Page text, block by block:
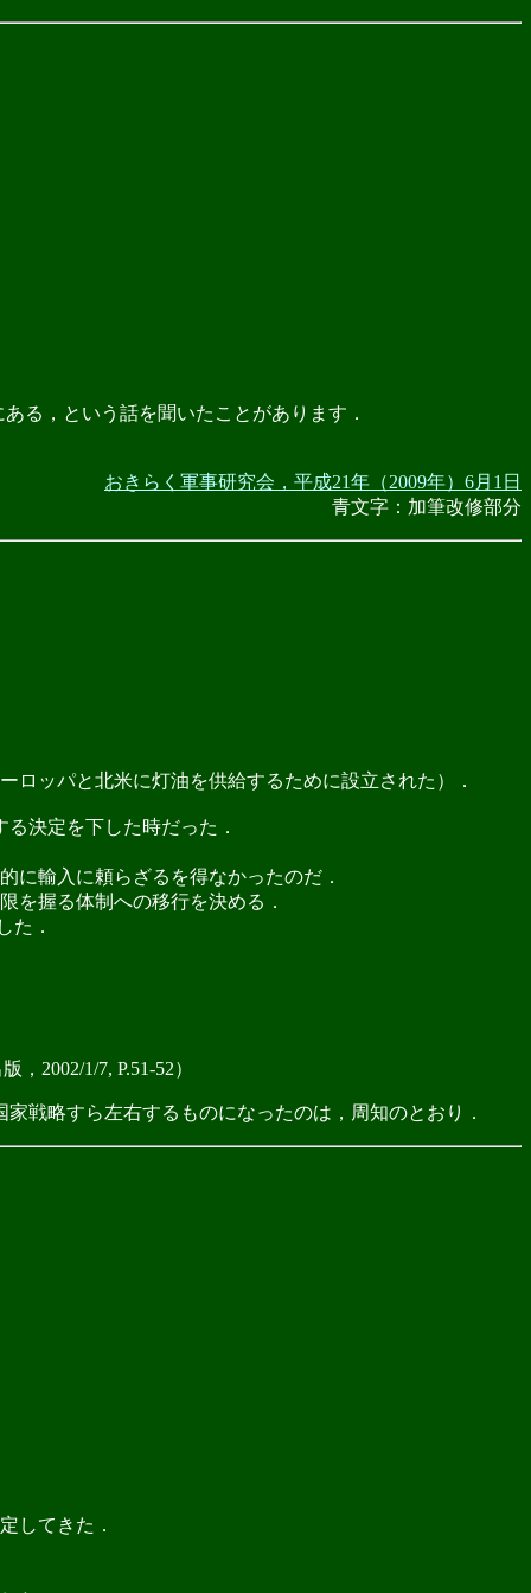
る，という話を聞いたことがあります．
おきらく軍事研究会，平成21年（2009年）6月1日
青文字：加筆改修部分
ッパと北米に灯油を供給するために設立された）．
決定を下した時だった．
輸入に頼らざるを得なかったのだ．
握る体制への移行を決める．
た．
2002/1/7, P.51-52）
戦略すら左右するものになったのは，周知のとおり．
してきた．